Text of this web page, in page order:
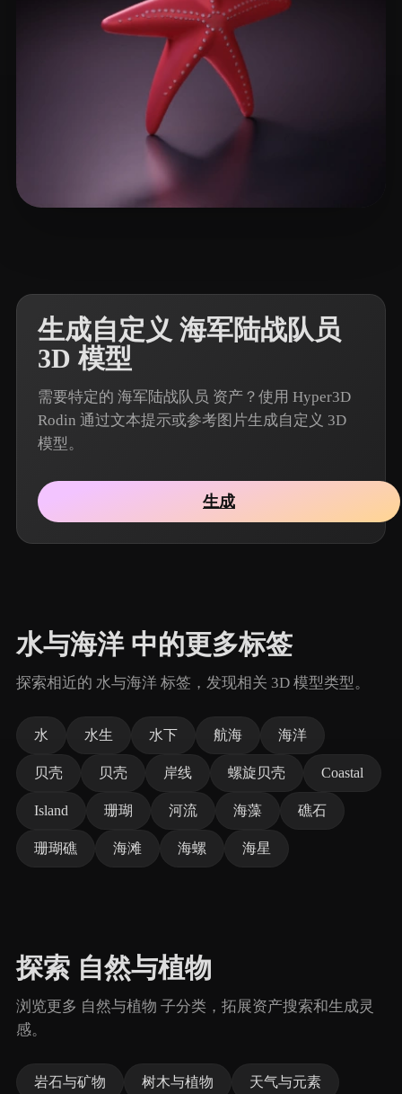
生成自定义 海军陆战队员
3D 模型
需要特定的 海军陆战队员 资产？使用 Hyper3D
Rodin 通过文本提示或参考图片生成自定义 3D
模型。
生成
水与海洋 中的更多标签
探索相近的 水与海洋 标签，发现相关 3D 模型类型。
水 水生 水下 航海 海洋
贝壳 贝壳 岸线 螺旋贝壳 Coastal
Island 珊瑚 河流 海藻 礁石
珊瑚礁 海滩 海螺 海星
探索 自然与植物
浏览更多 自然与植物 子分类，拓展资产搜索和生成灵
感。
岩石与矿物 树木与植物 天气与元素